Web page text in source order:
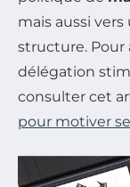
mais aussi
structure.
délégation
consulter cet
pour motiver